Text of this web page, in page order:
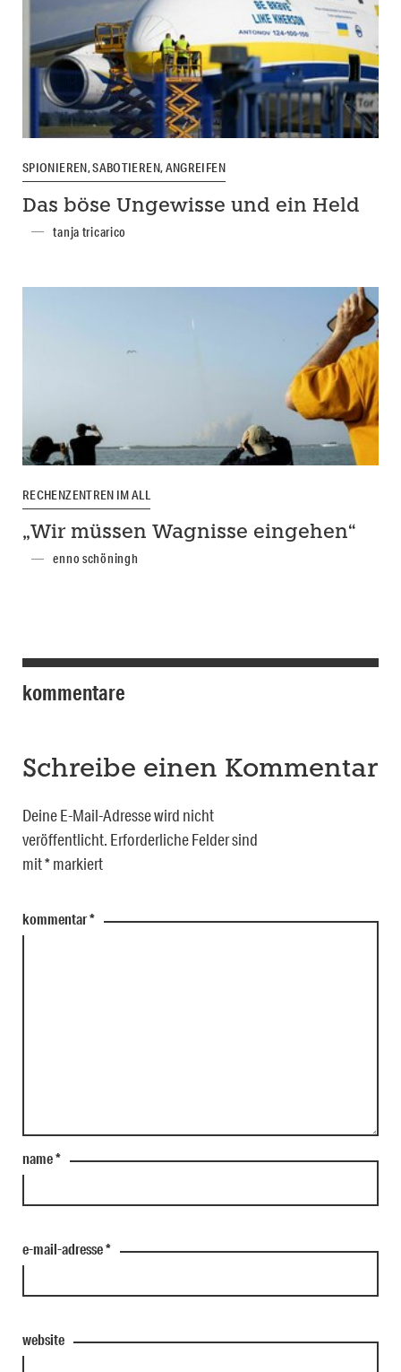
SPIONIEREN, SABOTIEREN, ANGREIFEN
Das böse Ungewisse und ein Held
tanja tricarico
RECHENZENTREN IM ALL
„Wir müssen Wagnisse eingehen“
enno schöningh
kommentare
Schreibe einen Kommentar
Deine E-Mail-Adresse wird nicht
veröffentlicht. Erforderliche Felder sind
mit*markiert
kommentar*
name*
e-mail-adresse*
website